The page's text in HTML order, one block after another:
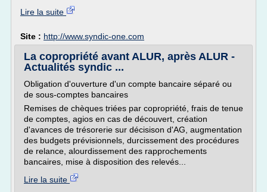
Lire la suite
Site : http://www.syndic-one.com
La copropriété avant ALUR, après ALUR -
Actualités syndic ...
Obligation d'ouverture d'un compte bancaire séparé ou
de sous-comptes bancaires
Remises de chèques triées par copropriété, frais de tenue
de comptes, agios en cas de découvert, création
d'avances de trésorerie sur décisison d'AG, augmentation
des budgets prévisionnels, durcissement des procédures
de relance, alourdissement des rapprochements
bancaires, mise à disposition des relevés...
Lire la suite